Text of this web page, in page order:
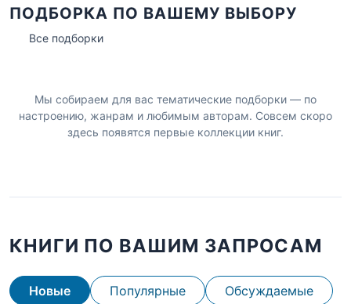
ПОДБОРКА ПО ВАШЕМУ ВЫБОРУ
Все подборки
Мы собираем для вас тематические подборки — по
настроению, жанрам и любимым авторам. Совсем скоро
здесь появятся первые коллекции книг.
КНИГИ ПО ВАШИМ ЗАПРОСАМ
Новые Популярные Обсуждаемые